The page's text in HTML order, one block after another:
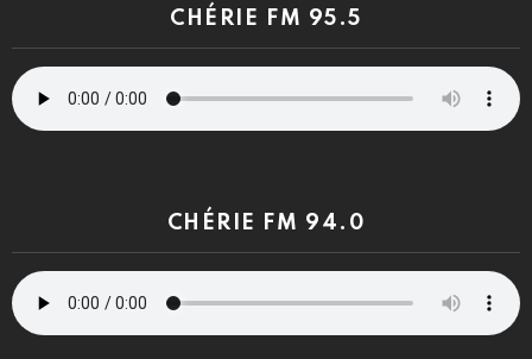
CHÉRIE FM 95.5
CHÉRIE FM 94.0